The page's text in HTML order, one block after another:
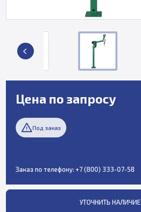
Цена по запросу
Под заказ
Заказ по телефону: +7 (800) 333-07-58
УТОЧНИТЬ НАЛИЧИЕ